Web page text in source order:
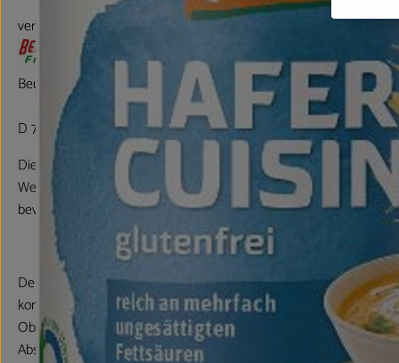
verschiedene Herkunft
Beutelsbacher Fruchtsaftkelterei GmbH
D 71384 Weinstadt
Die BEUTELSBACHER Fruchtsaftkelterei liegt im Herzen des
Weinbaugebiets Remstal nordöstlich von Stuttgart - einer vom
bevorzugten Landschaft Württembergs.
Der größte Teil des heimischen Obstes kommt aus der
kommen von Streuobstwiesen, auf denen vorwiegend
Obstbäume verschiedener Arten und Sorten, Alters- und
Abständen stehen.